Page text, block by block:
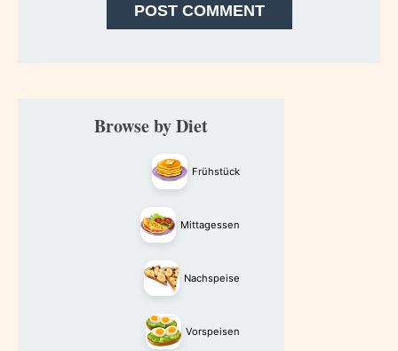
Primary
SidebarBrowse by Diet
Frühstück
Mittagessen
Nachspeise
Vorspeisen